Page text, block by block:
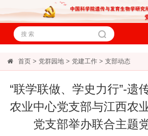
首页 > 党群园地 > 党建工作 > 支部动态
“联学联做、学史力行”-遗
农业中心党支部与江西农
党支部举办联合主题